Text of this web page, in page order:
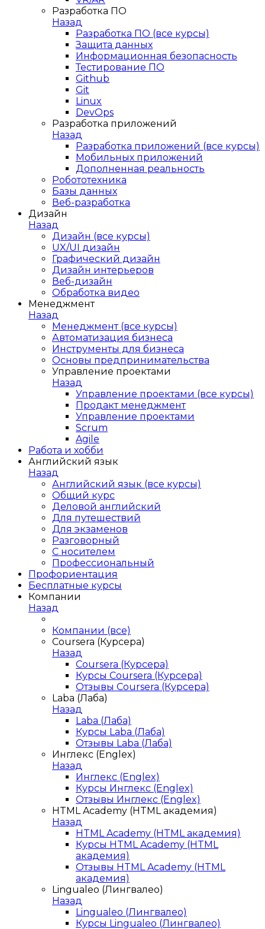
Разработка ПО
Назад
Разработка ПО (все курсы)
Защита данных
Информационная безопасность
Тестирование ПО
Github
Git
Linux
DevOps
Разработка приложений
Назад
Разработка приложений (все курсы)
Мобильных приложений
Дополненная реальность
Робототехника
Базы данных
Веб-разработка
Дизайн
Назад
Дизайн (все курсы)
UX/UI дизайн
Графический дизайн
Дизайн интерьеров
Веб-дизайн
Обработка видео
Менеджмент
Назад
Менеджмент (все курсы)
Автоматизация бизнеса
Инструменты для бизнеса
Основы предпринимательства
Управление проектами
Назад
Управление проектами (все курсы)
Продакт менеджмент
Управление проектами
Scrum
Agile
Работа и хобби
Английский язык
Назад
Английский язык (все курсы)
Общий курс
Деловой английский
Для путешествий
Для экзаменов
Разговорный
С носителем
Профессиональный
Профориентация
Бесплатные курсы
Компании
Назад
Компании (все)
Coursera (Курсера)
Назад
Coursera (Курсера)
Курсы Coursera (Курсера)
Отзывы Coursera (Курсера)
Laba (Лаба)
Назад
Laba (Лаба)
Курсы Laba (Лаба)
Отзывы Laba (Лаба)
Инглекс (Englex)
Назад
Инглекс (Englex)
Курсы Инглекс (Englex)
Отзывы Инглекс (Englex)
HTML Academy (HTML академия)
Назад
HTML Academy (HTML академия)
Курсы HTML Academy (HTML
академия)
Отзывы HTML Academy (HTML
академия)
Lingualeo (Лингвалео)
Назад
Lingualeo (Лингвалео)
Курсы Lingualeo (Лингвалео)